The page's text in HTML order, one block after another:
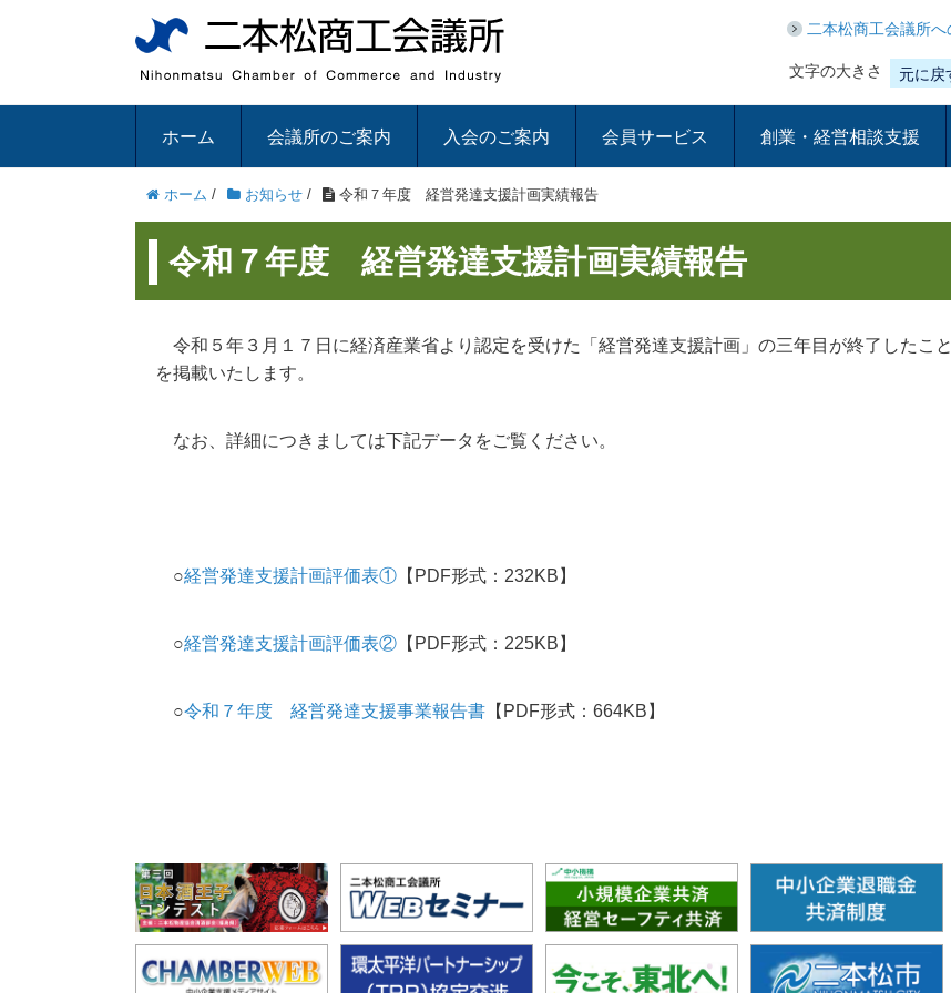
二本松商工会議所へ
文字の大きさ 元に戻
ホーム 会議所のご案内 入会のご案内 会員サービス 創業・経営相談支援
ホーム / お知らせ / 令和７年度 経営発達支援計画実績報告
令和７年度 経営発達支援計画実績報告
令和５年３月１７日に経済産業省より認定を受けた「経営発達支援計画」の三年目が終了したこ
を掲載いたします。
なお、詳細につきましては下記データをご覧ください。
○経営発達支援計画評価表① 【PDF形式：232KB】
○経営発達支援計画評価表② 【PDF形式：225KB】
○令和７年度 経営発達支援事業報告書 【PDF形式：664KB】